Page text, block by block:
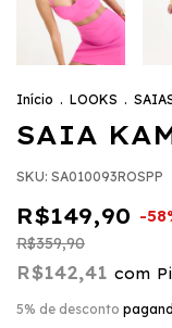
Início . LOOKS .
SAIA
SKU: SA010093ROSPP
R$149,90
R$359,90
R$142,41 com
5% de desconto